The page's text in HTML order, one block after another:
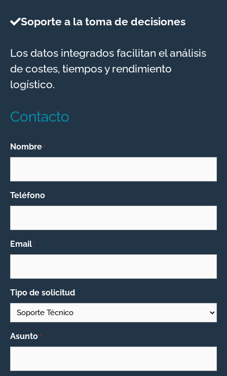
Soporte a la toma de decisiones
Los datos integrados facilitan el análisis
de costes, tiempos y rendimiento
logístico.
Contacto
Nombre *
Teléfono
Email *
Tipo de solicitud
Asunto *